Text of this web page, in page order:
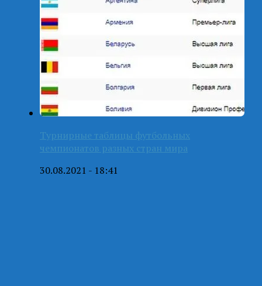
Турнирные таблицы футбольных
чемпионатов разных стран мира
30.08.2021 - 18:41